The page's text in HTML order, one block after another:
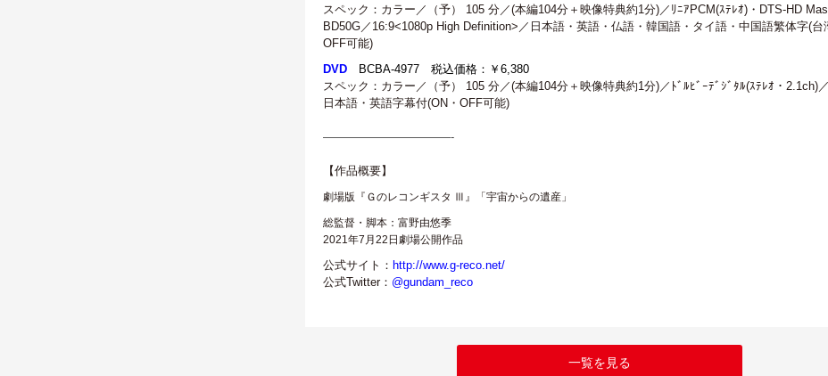
スペック：カラー／（予） 105 分／(本編104分＋映像特典約1分)／ﾘﾆｱPCM(ｽﾃﾚｵ)・DTS-HD
BD50G／16:9<1080p High Definition>／日本語・英語・仏語・韓国語・タイ語・中国語繁体字(台
OFF可能)
DVD
BCBA-4977 税込価格：￥6,380
スペック：カラー／（予） 105 分／(本編104分＋映像特典約1分)／ﾄﾞﾙﾋﾞｰﾃﾞｼﾞﾀﾙ(ｽﾃﾚｵ・2.1ch)
日本語・英語字幕付(ON・OFF可能)
———————————-
【作品概要】
劇場版『Ｇのレコンギスタ Ⅲ』「宇宙からの遺産」
総監督・脚本：富野由悠季
2021年7月22日劇場公開作品
公式サイト： http://www.g-reco.net/
公式Twitter： @gundam_reco
一覧を見る